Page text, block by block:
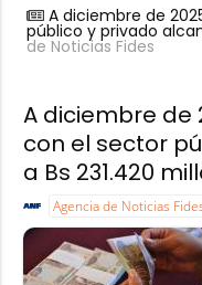
A diciembre de
público y privado
de Noticias Fides
A diciembre de
con el sector
a Bs 231.420
Agencia de Noticias